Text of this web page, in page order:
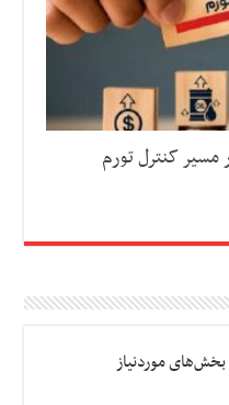
مسیر کنترل تورم
بخش‌های موردنیاز